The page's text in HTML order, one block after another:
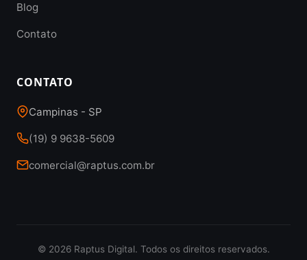
Blog
Contato
CONTATO
Campinas - SP
(19) 9 9638-5609
comercial@raptus.com.br
© 2026 Raptus Digital. Todos os direitos reservados.